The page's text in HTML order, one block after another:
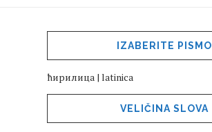
IZABERITE PISMO
ћирилица | latinica
VELIČINA SLOVA